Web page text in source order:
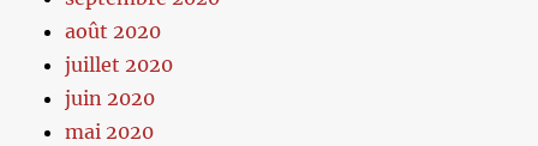
août 2020
juillet 2020
juin 2020
mai 2020